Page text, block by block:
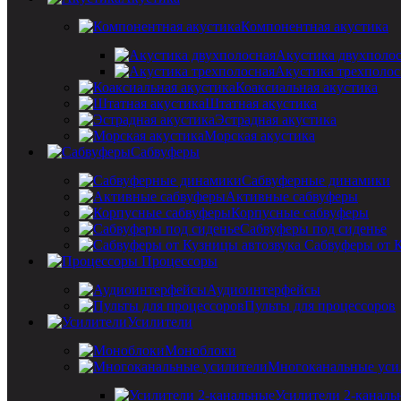
Компонентная акустика
Акустика
Акустика
Коаксиальная акустика
Штатная акустика
Эстрадная акустика
Морская акустика
Сабвуферы
Сабвуферные динамики
Активные сабвуферы
Корпусные сабвуферы
Сабвуферы под сиденье
Сабвуферы от
Процессоры
Аудиоинтерфейсы
Пульты для процессоров
Усилители
Моноблоки
Многоканальные
Усилители 2-